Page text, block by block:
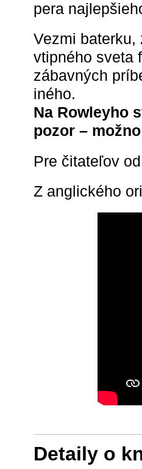
pera
Vezmi baterku,
vtipného sveta
zábavných
iného.
Na Rowleyho
pozor –
Pre čitateľov
Z anglického
Detaily o